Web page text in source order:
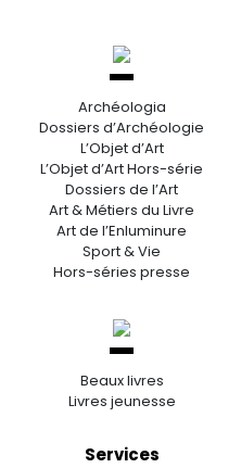
Archéologia
Dossiers d’Archéologie
L’Objet d’Art
L’Objet d’Art Hors-série
Dossiers de l’Art
Art & Métiers du Livre
Art de l’Enluminure
Sport & Vie
Hors-séries presse
Beaux livres
Livres jeunesse
Services